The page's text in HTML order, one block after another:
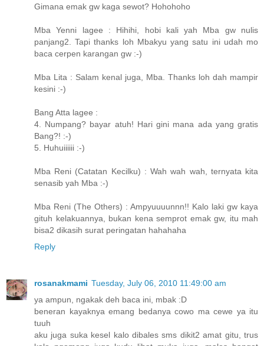
Gimana emak gw kaga sewot? Hohohoho
Mba Yenni lagee : Hihihi, hobi kali yah Mba gw nulis
panjang2. Tapi thanks loh Mbakyu yang satu ini udah mo
baca cerpen karangan gw :-)
Mba Lita : Salam kenal juga, Mba. Thanks loh dah mampir
kesini :-)
Bang Atta lagee :
4. Numpang? bayar atuh! Hari gini mana ada yang gratis
Bang?! :-)
5. Huhuiiiiii :-)
Mba Reni (Catatan Kecilku) : Wah wah wah, ternyata kita
senasib yah Mba :-)
Mba Reni (The Others) : Ampyuuuunnn!! Kalo laki gw kaya
gituh kelakuannya, bukan kena semprot emak gw, itu mah
bisa2 dikasih surat peringatan hahahaha
Reply
rosanakmami Tuesday, July 06, 2010 11:49:00 am
ya ampun, ngakak deh baca ini, mbak :D
beneran kayaknya emang bedanya cowo ma cewe ya itu
tuuh
aku juga suka kesel kalo dibales sms dikit2 amat gitu, trus